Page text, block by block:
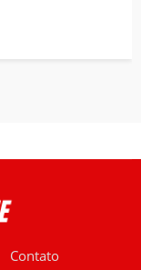
Contato